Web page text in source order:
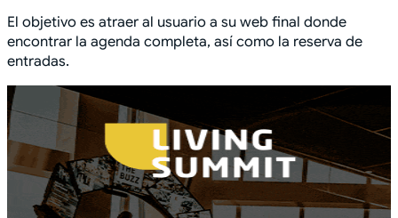
El objetivo es atraer al usuario a su web final donde
encontrar la agenda completa, así como la reserva de
entradas.